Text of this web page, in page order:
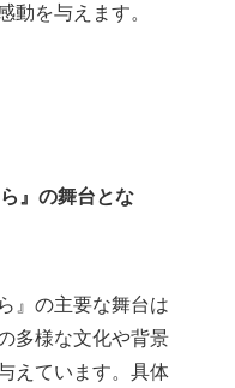
動を与えます。
』の舞台とな
』の主要な舞台は
多様な文化や背景
えています。具体